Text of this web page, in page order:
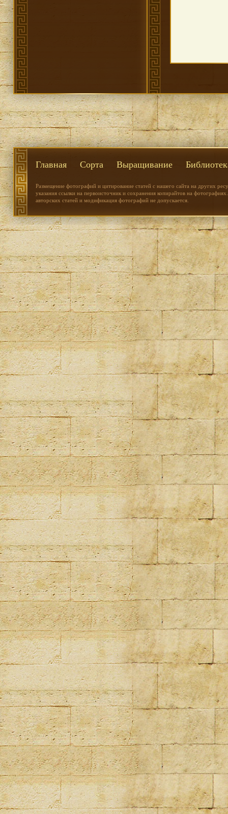
Главная Сорта Выращивание
Размещение фотографий и цитирование статей с нашего сайта на других
указания ссылки на первоисточник и сохранения копирайтов на
авторских статей и модификация фотографий не допускается.